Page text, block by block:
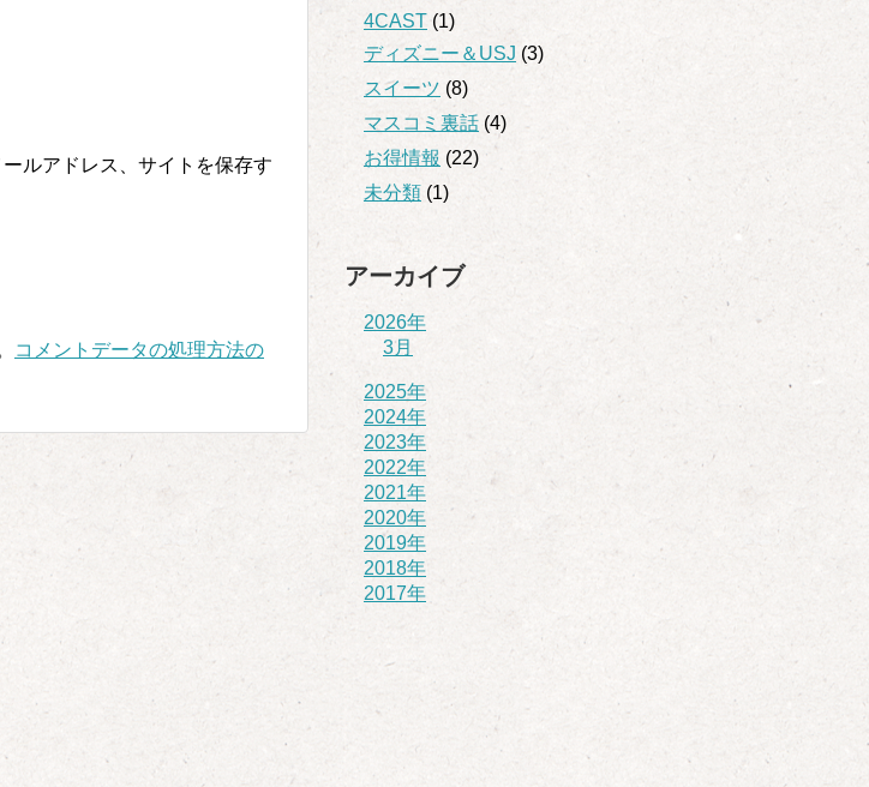
ルアドレス、サイトを保存す
コメントデータの処理方法の
4CAST (1)
ディズニー＆USJ (3)
スイーツ (8)
マスコミ裏話 (4)
お得情報 (22)
未分類 (1)
アーカイブ
2026年
3月
2025年
2024年
2023年
2022年
2021年
2020年
2019年
2018年
2017年